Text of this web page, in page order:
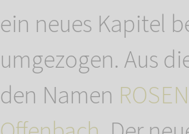
ein neues Kapitel
umgezogen. Aus
den Namen